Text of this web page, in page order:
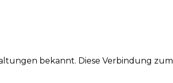
bekannt. Diese Verbindung zum